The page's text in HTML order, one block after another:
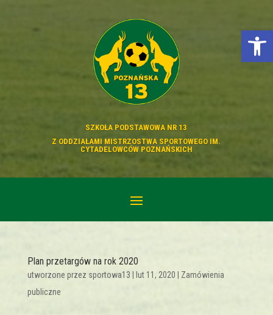
Otwórz
SZKOŁA PODSTAWOWA NR 13
Z ODDZIAŁAMI MISTRZOSTWA SPORTOWEGO IM.
CYTADELOWCÓW POZNAŃSKICH
Plan przetargów na rok 2020
utworzone przez sportowa13 lut 11, 2020
Zamówienia
publiczne